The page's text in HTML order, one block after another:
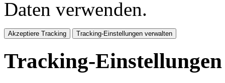
Daten verwenden.
Akzeptiere Tracking Tracking-Einstellungen verwalten
Tracking-